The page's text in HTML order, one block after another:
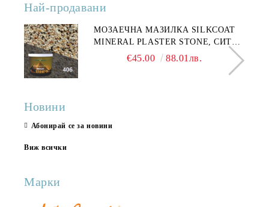
Най-продавани
МОЗАЕЧНА МАЗИЛКА SILKCOAT
MINERAL PLASTER STONE, СИТЕН
КАМЪК 406 25КГ
€45.00 88.01лв.
Новини
Абонирай се за новини
Виж всички
Марки